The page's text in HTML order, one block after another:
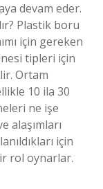
devam eder.
Plastik boru
için gereken
tipleri için
Ortam
10 ila 30
ne işe
alaşımları
için
rol oynarlar.